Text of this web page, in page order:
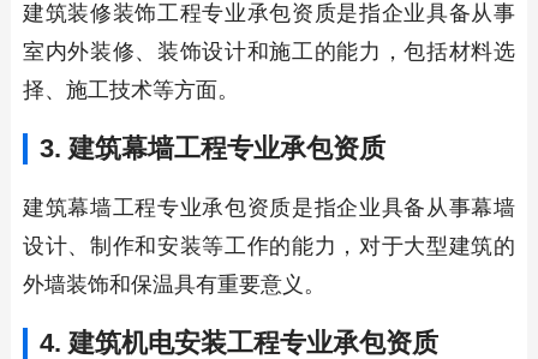
建筑装修装饰工程专业承包资质是指企业具备从事
室内外装修、装饰设计和施工的能力，包括材料选
择、施工技术等方面。
3. 建筑幕墙工程专业承包资质
建筑幕墙工程专业承包资质是指企业具备从事幕墙
设计、制作和安装等工作的能力，对于大型建筑的
外墙装饰和保温具有重要意义。
4. 建筑机电安装工程专业承包资质